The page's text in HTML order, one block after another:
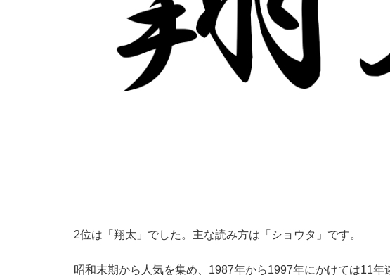
2位は「翔太」でした。主な読み方は「ショウタ」です。
昭和末期から人気を集め、1987年から1997年にかけては11